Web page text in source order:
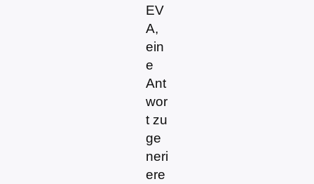
EV
A,
ein
e
Ant
wor
t zu
ge
neri
ere